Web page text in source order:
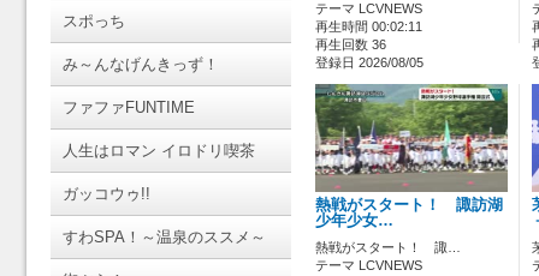
スポっち
み～んなげんきっず！
ファファFUNTIME
人生はロマン イロドリ喫茶
ガッコウゥ!!
すわSPA！～温泉のススメ～
テーマ LCVNEWS
再生時間 00:02:11
再生回数 36
登録日 2026/08/05
熱戦がスタート！ 諏訪湖
少年少女…
熱戦がスタート！ 諏…
テーマ LCVNEWS